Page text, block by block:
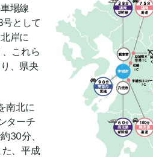
場線
として
岸に
これら
、県央
南北に
ターチ
30分、
、平成